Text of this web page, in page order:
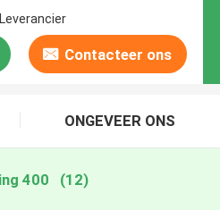
Contacteer ons
ONGEVEER ONS
400 (12)